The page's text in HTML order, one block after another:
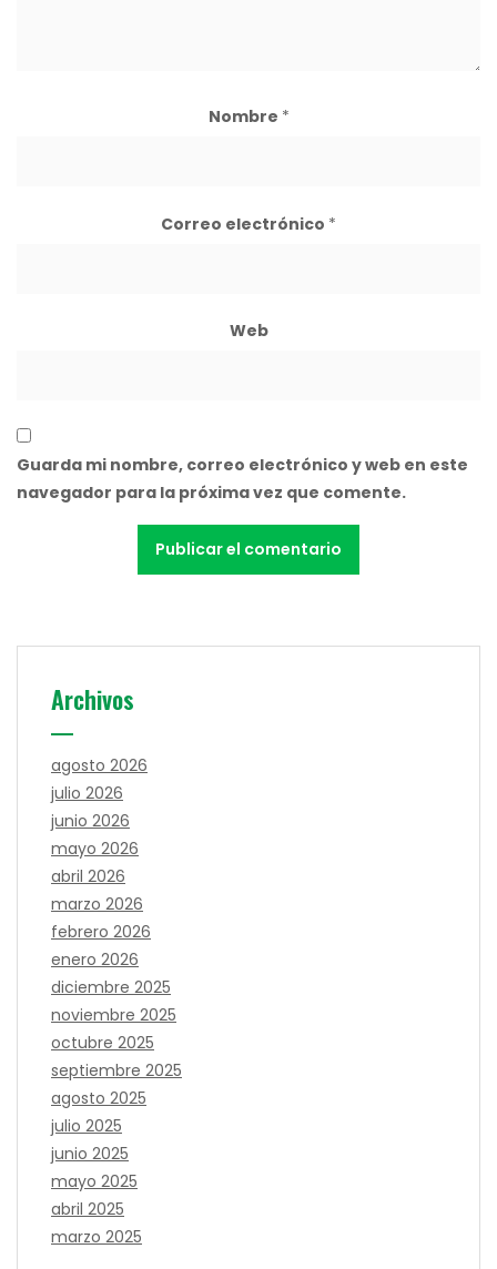
Nombre *
Correo electrónico *
Web
Guarda mi nombre, correo electrónico y web en este
navegador para la próxima vez que comente.
Archivos
agosto 2026
julio 2026
junio 2026
mayo 2026
abril 2026
marzo 2026
febrero 2026
enero 2026
diciembre 2025
noviembre 2025
octubre 2025
septiembre 2025
agosto 2025
julio 2025
junio 2025
mayo 2025
abril 2025
marzo 2025